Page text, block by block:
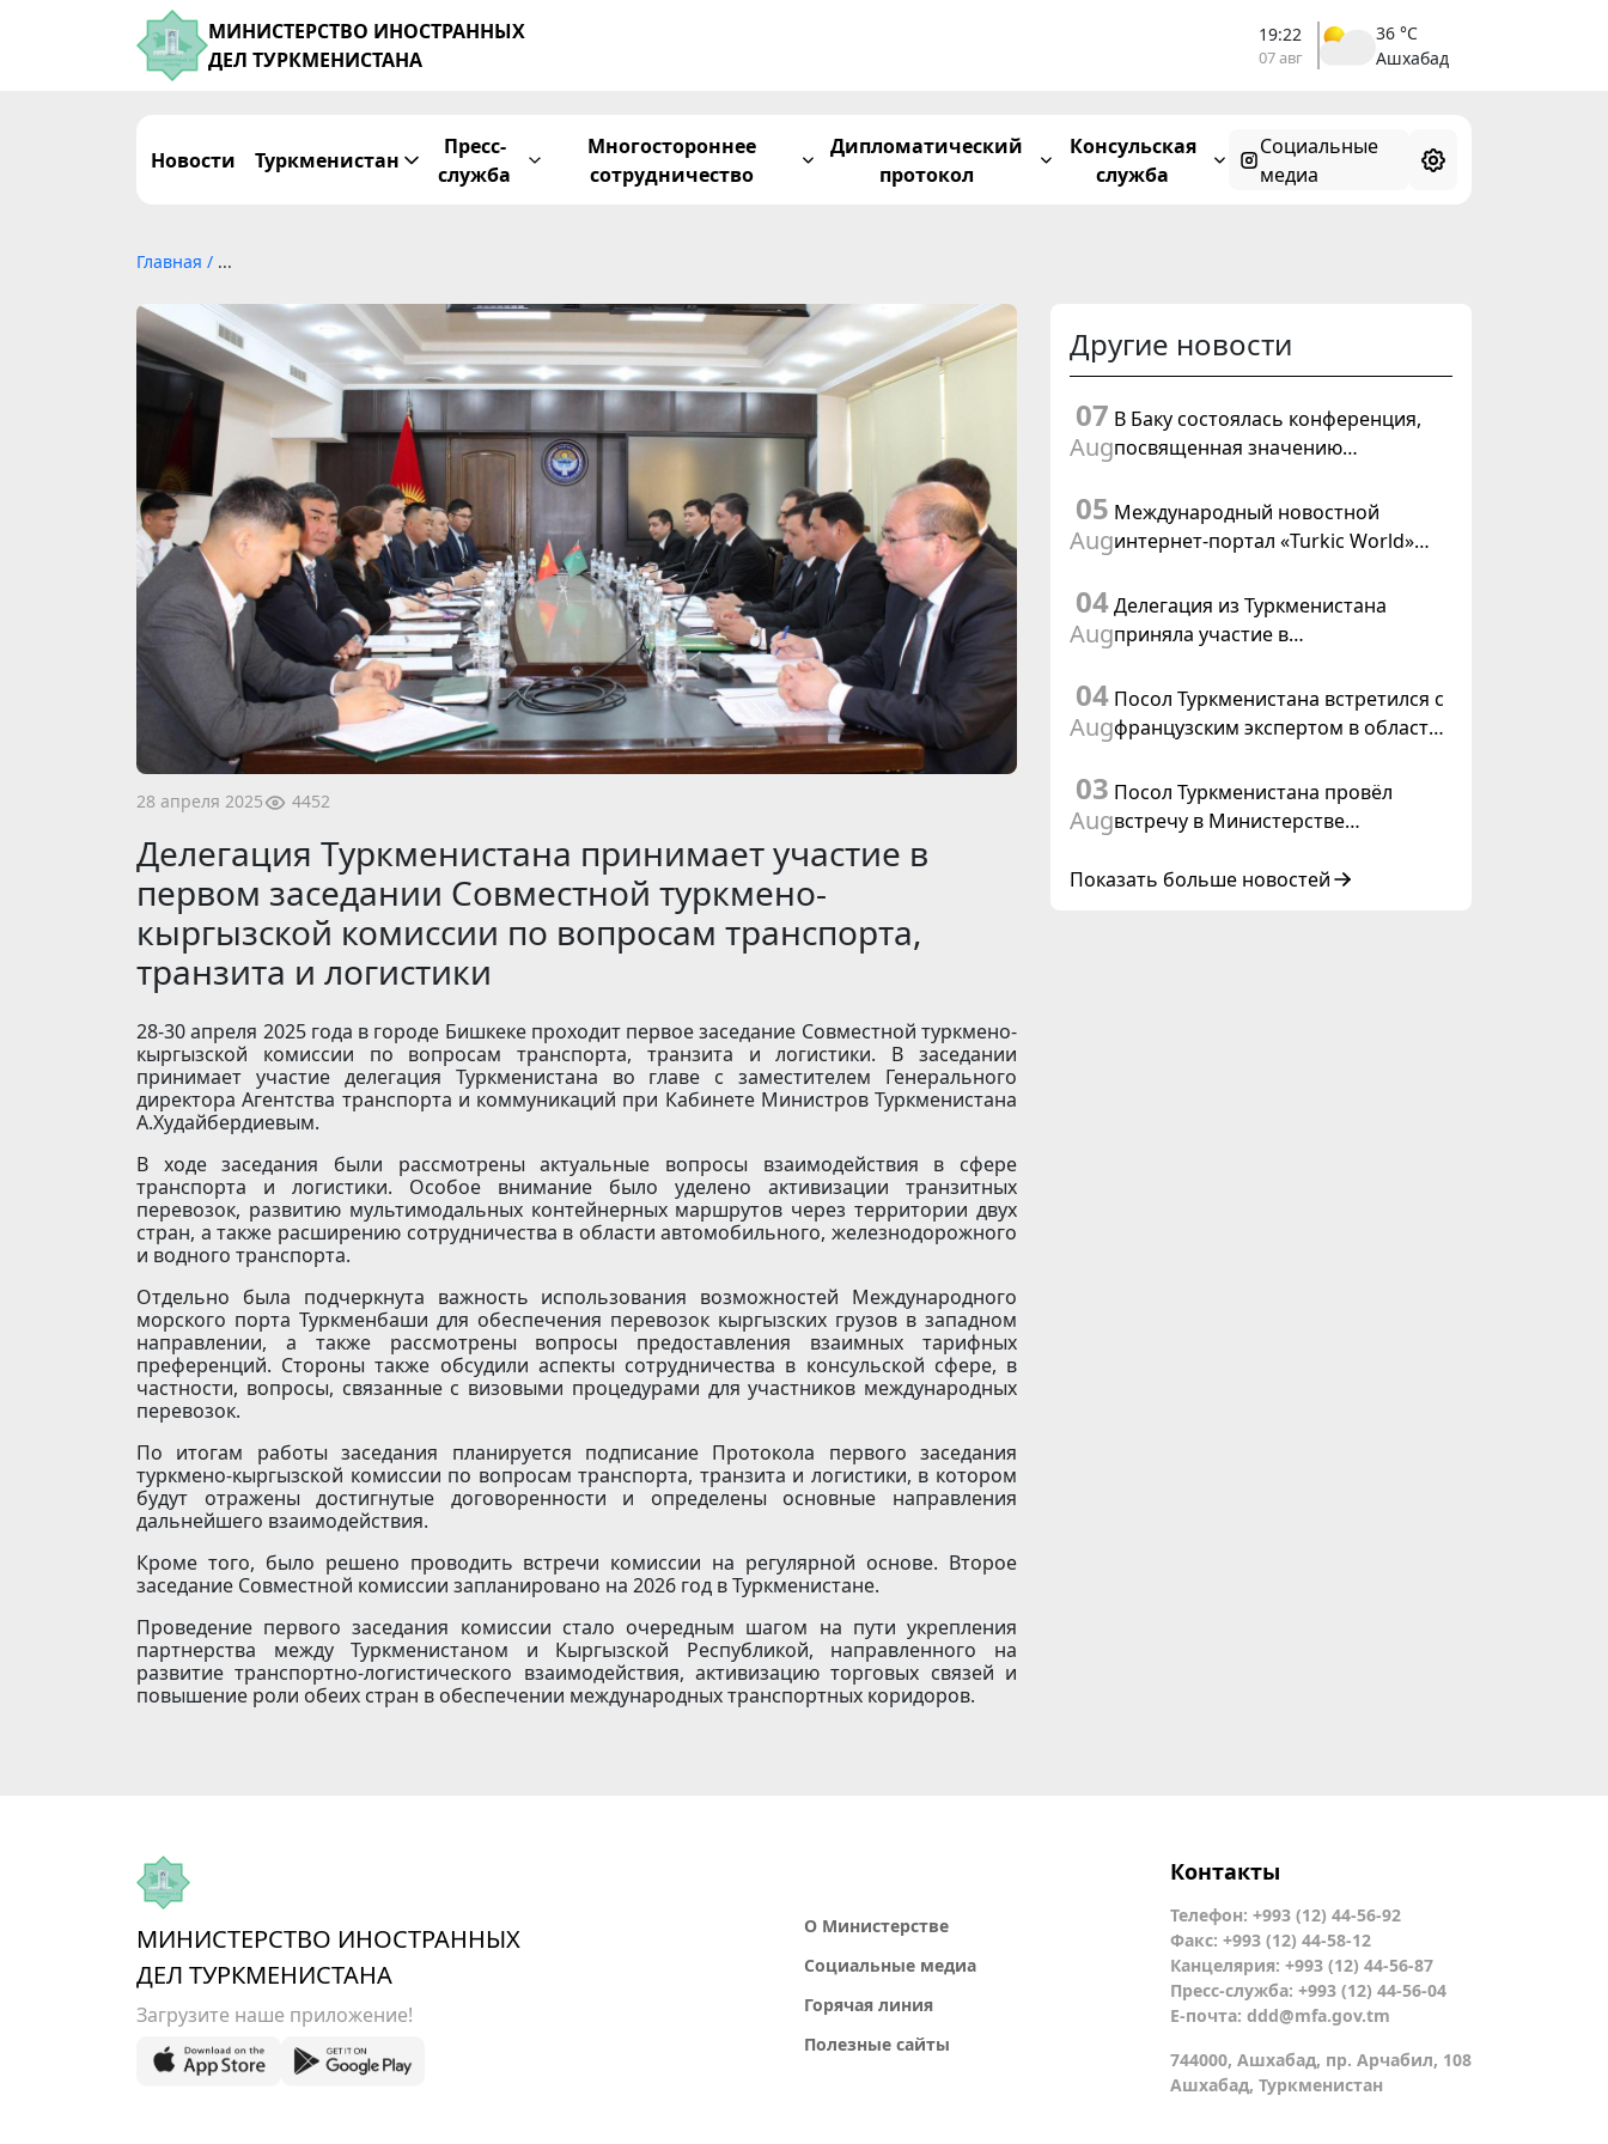
МИНИСТЕРСТВО ИНОСТРАННЫХ
ДЕЛ ТУРКМЕНИСТАНА
19:22
07 авг
36 °C
Ашхабад
Новости Туркменистан
Пресс-
служба
Многостороннее
сотрудничество
Дипломатический
протокол
Консульская
служба
Социальные
медиа
Главная / ...
28 апреля 2025 4452
Делегация Туркменистана принимает участие в
первом заседании Совместной туркмено-
кыргызской комиссии по вопросам транспорта,
транзита и логистики
28-30 апреля 2025 года в городе Бишкеке проходит первое заседание Совместной туркмено-
кыргызской комиссии по вопросам транспорта, транзита и логистики. В заседании
принимает участие делегация Туркменистана во главе с заместителем Генерального
директора Агентства транспорта и коммуникаций при Кабинете Министров Туркменистана
А.Худайбердиевым.
В ходе заседания были рассмотрены актуальные вопросы взаимодействия в сфере
транспорта и логистики. Особое внимание было уделено активизации транзитных
перевозок, развитию мультимодальных контейнерных маршрутов через территории двух
стран, а также расширению сотрудничества в области автомобильного, железнодорожного
и водного транспорта.
Отдельно была подчеркнута важность использования возможностей Международного
морского порта Туркменбаши для обеспечения перевозок кыргызских грузов в западном
направлении, а также рассмотрены вопросы предоставления взаимных тарифных
преференций. Стороны также обсудили аспекты сотрудничества в консульской сфере, в
частности, вопросы, связанные с визовыми процедурами для участников международных
перевозок.
По итогам работы заседания планируется подписание Протокола первого заседания
туркмено-кыргызской комиссии по вопросам транспорта, транзита и логистики, в котором
будут отражены достигнутые договоренности и определены основные направления
дальнейшего взаимодействия.
Кроме того, было решено проводить встречи комиссии на регулярной основе. Второе
заседание Совместной комиссии запланировано на 2026 год в Туркменистане.
Проведение первого заседания комиссии стало очередным шагом на пути укрепления
партнерства между Туркменистаном и Кыргызской Республикой, направленного на
развитие транспортно-логистического взаимодействия, активизацию торговых связей и
повышение роли обеих стран в обеспечении международных транспортных коридоров.
Другие новости
07
Aug
В Баку состоялась конференция,
посвященная значению
Маслахаты Туркменистана и
резолюции ООН «Год
05
Aug
Международный новостной
интернет-портал «Turkic World»
подготовки и проведения
заседания Халк Маслахаты
04
Aug
Делегация из Туркменистана
приняла участие в
цифровому коридору CAREC в
Исламабаде
04
Aug
Посол Туркменистана встретился с
французским экспертом в области
03
Aug
Посол Туркменистана провёл
встречу в Министерстве
Показать больше новостей
МИНИСТЕРСТВО ИНОСТРАННЫХ
ДЕЛ ТУРКМЕНИСТАНА
Загрузите наше приложение!
О Министерстве
Социальные медиа
Горячая линия
Полезные сайты
Контакты
Телефон: +993 (12) 44-56-92
Факс: +993 (12) 44-58-12
Канцелярия: +993 (12) 44-56-87
Пресс-служба: +993 (12) 44-56-04
Е-почта: ddd@mfa.gov.tm
744000, Ашхабад, пр. Арчабил, 108
Ашхабад, Туркменистан